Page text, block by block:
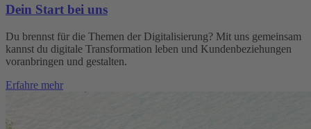
Dein Start bei uns
Du brennst für die Themen der Digitalisierung? Mit uns gemeinsam
kannst du digitale Transformation leben und Kundenbeziehungen
voranbringen und gestalten.
Erfahre mehr